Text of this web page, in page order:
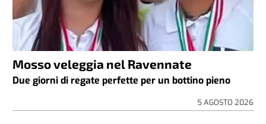
Mosso veleggia nel Ravennate
Due giorni di regate perfette per un bottino pieno
5 AGOSTO 2026